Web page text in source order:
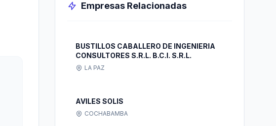
Empresas Relacionadas
BUSTILLOS CABALLERO DE INGENIERIA
CONSULTORES S.R.L. B.C.I. S.R.L.
LA PAZ
AVILES SOLIS
COCHABAMBA